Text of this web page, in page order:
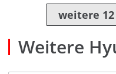
weitere
Weitere